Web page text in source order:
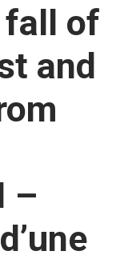
fall of
and
–